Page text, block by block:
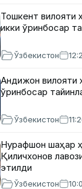
Тошкент вилояти
икки ўринбосар
Ўзбекистон
Андижон вилояти
ўринбосар
Ўзбекистон
Нурафшон шаҳар
Қиличхонов
этилди
Ўзбекистон